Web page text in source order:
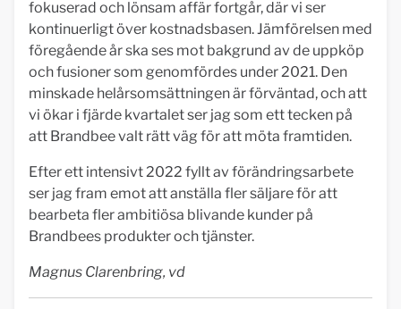
fokuserad och lönsam affär fortgår, där vi ser
kontinuerligt över kostnadsbasen. Jämförelsen med
föregående år ska ses mot bakgrund av de uppköp
och fusioner som genomfördes under 2021. Den
minskade helårsomsättningen är förväntad, och att
vi ökar i fjärde kvartalet ser jag som ett tecken på
att Brandbee valt rätt väg för att möta framtiden.
Efter ett intensivt 2022 fyllt av förändringsarbete
ser jag fram emot att anställa fler säljare för att
bearbeta fler ambitiösa blivande kunder på
Brandbees produkter och tjänster.
Magnus Clarenbring, vd